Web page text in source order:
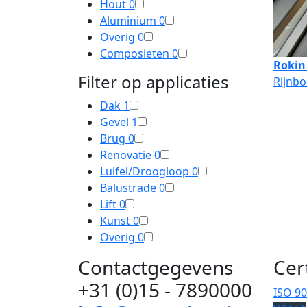
Hout0
Aluminium 0
Overig 0
Composieten 0
Filter op applicaties
Dak 1
Gevel 1
Brug 0
Renovatie0
Luifel/Droogloop 0
Balustrade0
Lift0
Kunst0
Overig 0
Rokin
Contactgegevens
+31 (0)15 - 7890000
ISO